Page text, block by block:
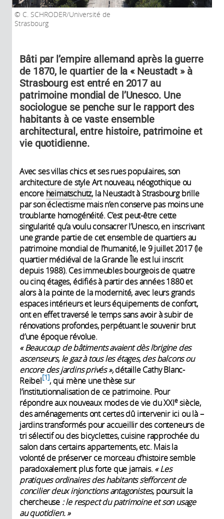
C. SCHRODER/Université de
Strasbourg
Bâti par l’empire allemand après la guerre
de 1870, le quartier de la « Neustadt » à
Strasbourg est entré en 2017 au
patrimoine mondial de l’Unesco. Une
sociologue se penche sur le rapport des
habitants à ce vaste ensemble
architectural, entre histoire, patrimoine et
vie quotidienne.
Avec ses villas chics et ses rues populaires, son
architecture de style Art nouveau, néogothique ou
encore heimatschutz, la Neustadt à Strasbourg brille
par son éclectisme mais n’en conserve pas moins une
troublante homogénéité. C’est peut-être cette
singularité qu’a voulu consacrer l’Unesco, en inscrivant
une grande partie de cet ensemble de quartiers au
patrimoine mondial de l’humanité, le 9 juillet 2017 (le
quartier médiéval de la Grande Île est lui inscrit
depuis 1988). Ces immeubles bourgeois de quatre
ou cinq étages, édifiés à partir des années 1880 et
alors à la pointe de la modernité, avec leurs grands
espaces intérieurs et leurs équipements de confort,
ont en effet traversé le temps sans avoir à subir de
rénovations profondes, perpétuant le souvenir brut
d’une époque révolue.
« Beaucoup de bâtiments avaient dès l’origine des
ascenseurs, le gaz à tous les étages, des balcons ou
encore des jardins privés »,détaille Cathy Blanc-
Reibel 1 , qui mène une thèse sur
l’institutionnalisation de ce patrimoine. Pour
répondre aux nouveaux modes de vie du XXIesiècle,
des aménagements ont certes dû intervenir ici ou là –
jardins transformés pour accueillir des conteneurs de
tri sélectif ou des bicyclettes, cuisine rapprochée du
salon dans certains appartements, etc. Mais la
volonté de préserver ce morceau d’histoire semble
paradoxalement plus forte que jamais. « Les
pratiques ordinaires des habitants s’efforcent de
concilier deux injonctions antagonistes,poursuit la
chercheuse : le respect du patrimoine et son usage
au quotidien.»